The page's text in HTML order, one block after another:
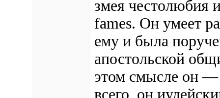
змея честолюбия
fames. Он умеет
ему и была
апостольской
этом смысле он —
всего, он